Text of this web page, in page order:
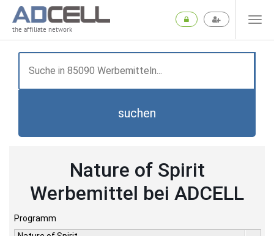
the affiliate network
suchen
Nature of Spirit
Werbemittel bei ADCELL
Programm